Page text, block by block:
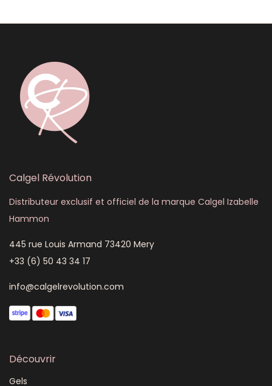
Calgel Révolution
Distributeur exclusif et officiel de la marque Calgel Izabelle
Hammon
445 rue Louis Armand 73420 Mery
+33 (6) 50 43 34 17
info@calgelrevolution.com
Découvrir
Gels